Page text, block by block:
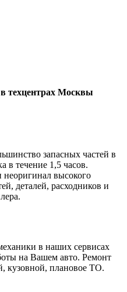
техцентрах Москвы
запасных частей в
в течение 1,5 часов.
высокого
деталей, расходников и
в наших сервисах
на Вашем авто. Ремонт
кузовной, плановое ТО.